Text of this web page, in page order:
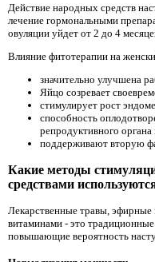
Действие народных средств
лечение гормональными
овуляции уйдет от 2 до 4
Влияние фитотерапии на
значительно улучшена
Яйцо созревает
стимулирует рост
способность
репродуктивного
поддерживают вторую
Какие методы
средствами
Лекарственные травы, эфирные
витаминами - это традиционные
повышающие вероятность